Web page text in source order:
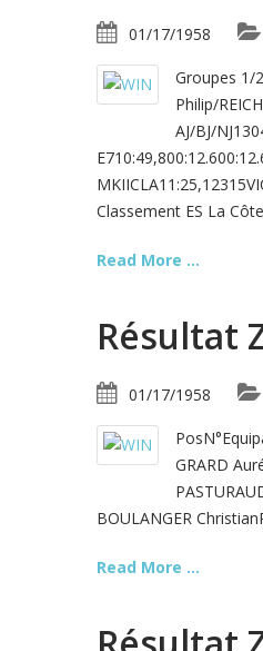
01/17/1958
Groupes 1/
Philip/
AJ/BJ/
Classement ES La
Read More ...
Résultat
01/17/1958
GRARD
BOULANGER
Read More ...